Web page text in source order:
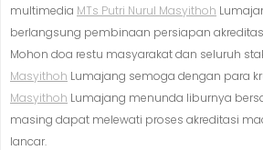
multimedia MTs Putri Nurul Masyithoh
berlangsung pembinaan persiapan
Mohon doa restu masyarakat dan seluruh
Masyithoh Lumajang semoga dengan para
Masyithoh Lumajang menunda liburnya
masing dapat melewati proses akreditasi
lancar.